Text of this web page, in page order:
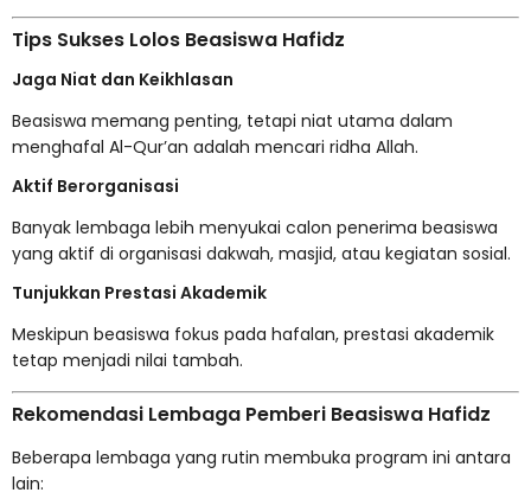
Tips Sukses Lolos Beasiswa Hafidz
Jaga Niat dan Keikhlasan
Beasiswa memang penting, tetapi niat utama dalam
menghafal Al-Qur’an adalah mencari ridha Allah.
Aktif Berorganisasi
Banyak lembaga lebih menyukai calon penerima beasiswa
yang aktif di organisasi dakwah, masjid, atau kegiatan sosial.
Tunjukkan Prestasi Akademik
Meskipun beasiswa fokus pada hafalan, prestasi akademik
tetap menjadi nilai tambah.
Rekomendasi Lembaga Pemberi Beasiswa Hafidz
Beberapa lembaga yang rutin membuka program ini antara
lain: